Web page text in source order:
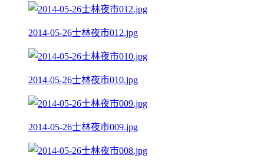
2014-05-26士林夜市012.jpg
2014-05-26士林夜市010.jpg
2014-05-26士林夜市009.jpg